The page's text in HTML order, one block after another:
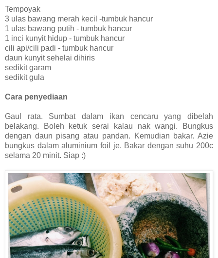
Tempoyak
3 ulas bawang merah kecil -tumbuk hancur
1 ulas bawang putih - tumbuk hancur
1 inci kunyit hidup - tumbuk hancur
cili api/cili padi - tumbuk hancur
daun kunyit sehelai dihiris
sedikit garam
sedikit gula
Cara penyediaan
Gaul rata. Sumbat dalam ikan cencaru yang dibelah
belakang. Boleh ketuk serai kalau nak wangi. Bungkus
dengan daun pisang atau pandan. Kemudian bakar. Azie
bungkus dalam aluminium foil je. Bakar dengan suhu 200c
selama 20 minit. Siap :)